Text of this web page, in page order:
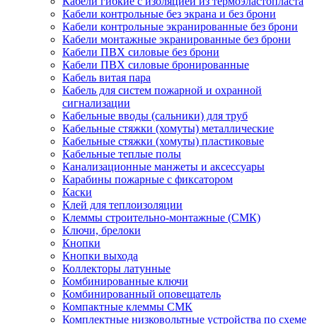
Кабели контрольные без экрана и без брони
Кабели контрольные экранированные без брони
Кабели монтажные экранированные без брони
Кабели ПВХ силовые без брони
Кабели ПВХ силовые бронированные
Кабель витая пара
Кабель для систем пожарной и охранной
сигнализации
Кабельные вводы (сальники) для труб
Кабельные стяжки (хомуты) металлические
Кабельные стяжки (хомуты) пластиковые
Кабельные теплые полы
Канализационные манжеты и аксессуары
Карабины пожарные с фиксатором
Каски
Клей для теплоизоляции
Клеммы строительно-монтажные (СМК)
Ключи, брелоки
Кнопки
Кнопки выхода
Коллекторы латунные
Комбинированные ключи
Комбинированный оповещатель
Компактные клеммы СМК
Комплектные низковольтные устройства по схеме